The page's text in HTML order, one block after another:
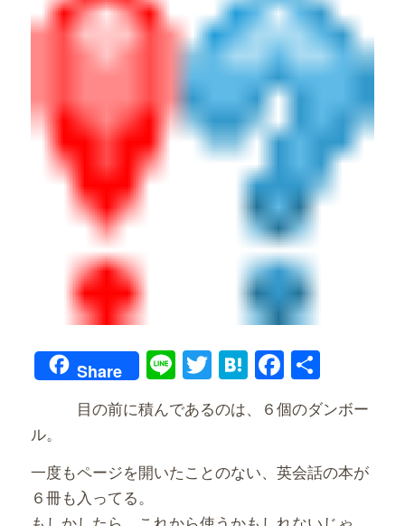
Share LineTwitter
Hatena共
有
目の前に積んであるのは、６個のダンボー
ル。
一度もページを開いたことのない、英会話の本が
６冊も入ってる。